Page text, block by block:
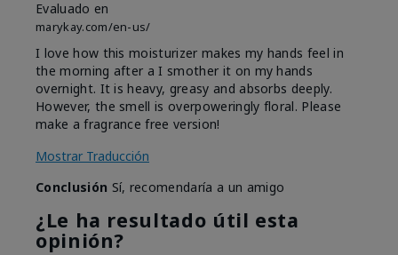
Evaluado en
marykay.com/en-us/
I love how this moisturizer makes my hands feel in
the morning after a I smother it on my hands
overnight. It is heavy, greasy and absorbs deeply.
However, the smell is overpoweringly floral. Please
make a fragrance free version!
Mostrar Traducción
Conclusión Sí, recomendaría a un amigo
¿Le ha resultado útil esta
opinión?